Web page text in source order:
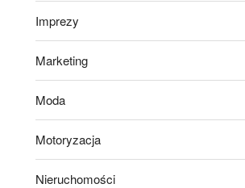
Imprezy
Marketing
Moda
Motoryzacja
Nieruchomości